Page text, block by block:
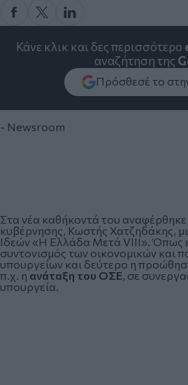
Κάνε κλικ και δες περισσότερο
αναζήτηση της
Πρόσθεσέ το
- Newsroom
Στα νέα καθήκοντά του
κυβέρνησης,Κωστής Χατζηδάκης,
Ιδεών «Η Ελλάδα Μετά VIII». Όπως
συντονισμός των οικονομικών και
υπουργείων και δεύτερο η
π.χ. ηανάταξη του ΟΣΕ, σε
υπουργεία.